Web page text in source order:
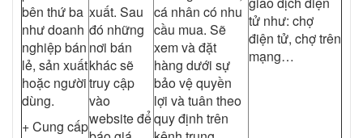
bên thứ ba
như doanh
nghiệp bán
lẻ, sản xuất
hoặc người
dùng.
+ Cung cấp
xuất. Sau
đó những
nơi bán
khác sẽ
truy cập
vào
website để
cá nhân có nhu
cầu mua. Sẽ
xem và đặt
hàng dưới sự
bảo vệ quyền
lợi và tuân theo
quy định trên
tử như: chợ
điện tử, chợ trên
mạng…